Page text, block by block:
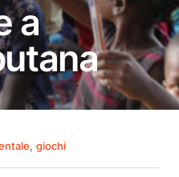
a
,giochi